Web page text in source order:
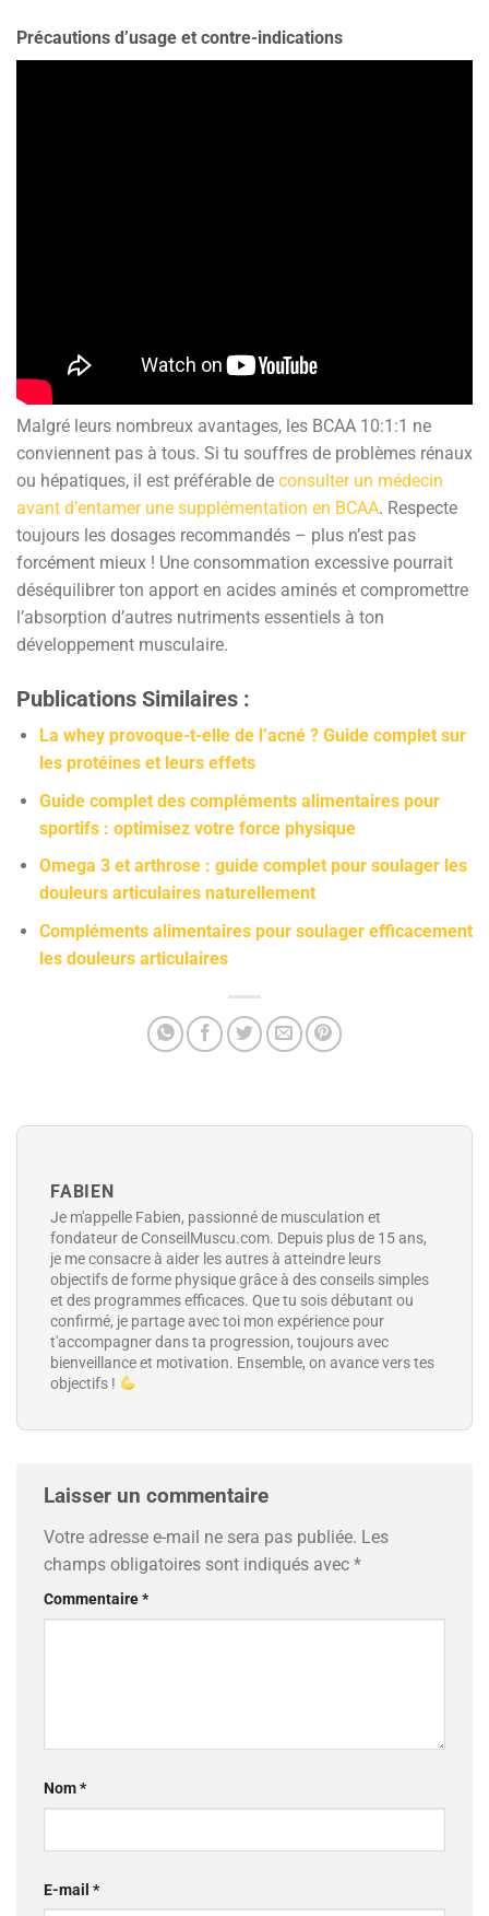
Précautions d’usage et contre-indications
Malgré leurs nombreux avantages, les BCAA 10:1:1 ne
conviennent pas à tous. Si tu souffres de problèmes rénaux
ou hépatiques, il est préférable de consulter un médecin
avant d’entamer une supplémentation en BCAA. Respecte
toujours les dosages recommandés – plus n’est pas
forcément mieux ! Une consommation excessive pourrait
déséquilibrer ton apport en acides aminés et compromettre
l’absorption d’autres nutriments essentiels à ton
développement musculaire.
Publications Similaires :
La whey provoque-t-elle de l’acné ? Guide complet sur
les protéines et leurs effets
Guide complet des compléments alimentaires pour
sportifs : optimisez votre force physique
Omega 3 et arthrose : guide complet pour soulager les
douleurs articulaires naturellement
Compléments alimentaires pour soulager efficacement
les douleurs articulaires
FABIEN
Je m'appelle Fabien, passionné de musculation et
fondateur de ConseilMuscu.com. Depuis plus de 15 ans,
je me consacre à aider les autres à atteindre leurs
objectifs de forme physique grâce à des conseils simples
et des programmes efficaces. Que tu sois débutant ou
confirmé, je partage avec toi mon expérience pour
t'accompagner dans ta progression, toujours avec
bienveillance et motivation. Ensemble, on avance vers tes
objectifs !
Laisser un commentaire
Votre adresse e-mail ne sera pas publiée. Les
champs obligatoires sont indiqués avec *
Commentaire*
Nom*
E-mail *